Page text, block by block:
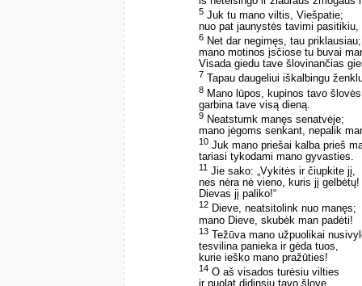
5 Juk tu mano viltis, Viešpatie;
nuo pat jaunystės tavimi pasitikiu,
6 Net dar negimęs, tau priklausiau;
mano motinos įsčiose tu buvai
Visada giedu tave šlovinančias
7 Tapau daugeliui iškalbingu
8 Mano lūpos, kupinos tavo
garbina tave visą dieną.
9 Neatstumk manęs senatvėje;
mano jėgoms senkant, nepalik
10 Juk mano priešai kalba prieš
tariasi tykodami mano gyvasties.
11 Jie sako: „Vykitės ir čiupkite jį,
nes nėra nė vieno, kuris jį gelbėtų!
Dievas jį paliko!“
12 Dieve, neatsitolink nuo manęs;
mano Dieve, skubėk man padėti!
13 Težūva mano užpuolikai
tesvilina panieka ir gėda tuos,
kurie ieško mano pražūties!
14 O aš visados turėsiu vilties
ir nuolat didinsiu tavo šlovę.